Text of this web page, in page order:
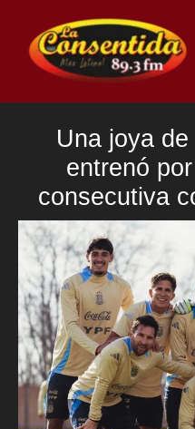
contenido
Una joya
entrenó
consecutiva